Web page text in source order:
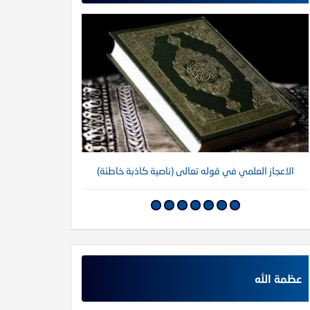
الاعجاز العلمي في قوله تعالى (ناصية كاذبة خاطئة)
عظمة الله